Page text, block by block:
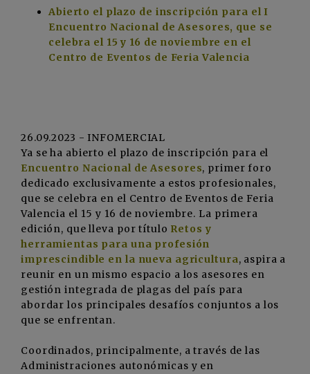
Abierto el plazo de inscripción para el I
Encuentro Nacional de Asesores, que se
celebra el 15 y 16 de noviembre en el
Centro de Eventos de Feria Valencia
26.09.2023 - INFOMERCIAL
Ya se ha abierto el plazo de inscripción para el
Encuentro Nacional de Asesores, primer foro
dedicado exclusivamente a estos profesionales,
que se celebra en el Centro de Eventos de Feria
Valencia el 15 y 16 de noviembre. La primera
edición, que lleva por título Retos y
herramientas para una profesión
imprescindible en la nueva agricultura, aspira a
reunir en un mismo espacio a los asesores en
gestión integrada de plagas del país para
abordar los principales desafíos conjuntos a los
que se enfrentan.
Coordinados, principalmente, a través de las
Administraciones autonómicas y en